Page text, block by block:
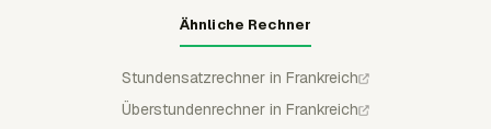
Ähnliche Rechner
Stundensatzrechner in Frankreich
Überstundenrechner in Frankreich